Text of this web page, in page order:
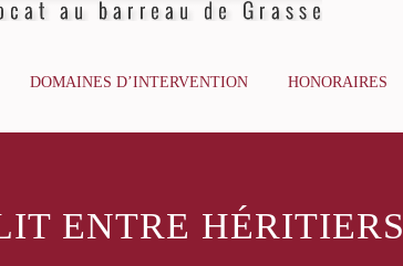
DOMAINES D’INTERVENTION HONORAIRES
ENTRE HÉRITIERS